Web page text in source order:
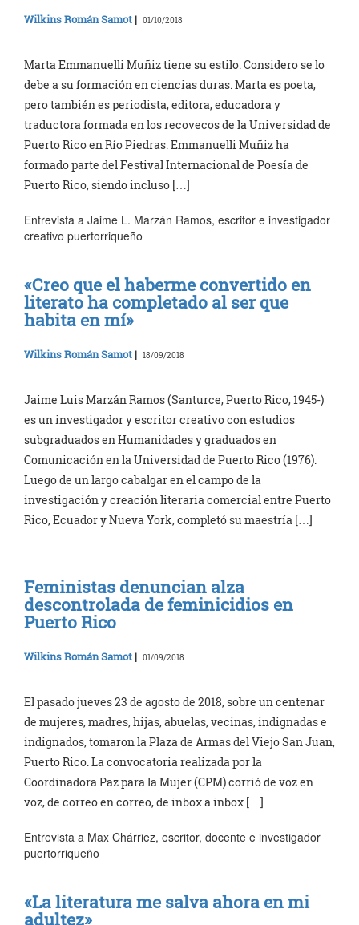
Wilkins Román Samot | 01/10/2018
Marta Emmanuelli Muñiz tiene su estilo. Considero se lo
debe a su formación en ciencias duras. Marta es poeta,
pero también es periodista, editora, educadora y
traductora formada en los recovecos de la Universidad de
Puerto Rico en Río Piedras. Emmanuelli Muñiz ha
formado parte del Festival Internacional de Poesía de
Puerto Rico, siendo incluso […]
Entrevista a Jaime L. Marzán Ramos, escritor e investigador
creativo puertorriqueño
«Creo que el haberme convertido en
literato ha completado al ser que
habita en mí»
Wilkins Román Samot | 18/09/2018
Jaime Luis Marzán Ramos (Santurce, Puerto Rico, 1945-)
es un investigador y escritor creativo con estudios
subgraduados en Humanidades y graduados en
Comunicación en la Universidad de Puerto Rico (1976).
Luego de un largo cabalgar en el campo de la
investigación y creación literaria comercial entre Puerto
Rico, Ecuador y Nueva York, completó su maestría […]
Feministas denuncian alza
descontrolada de feminicidios en
Puerto Rico
Wilkins Román Samot | 01/09/2018
El pasado jueves 23 de agosto de 2018, sobre un centenar
de mujeres, madres, hijas, abuelas, vecinas, indignadas e
indignados, tomaron la Plaza de Armas del Viejo San Juan,
Puerto Rico. La convocatoria realizada por la
Coordinadora Paz para la Mujer (CPM) corrió de voz en
voz, de correo en correo, de inbox a inbox […]
Entrevista a Max Chárriez, escritor, docente e investigador
puertorriqueño
«La literatura me salva ahora en mi
adultez»